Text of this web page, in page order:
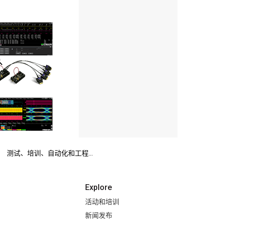
测试、培训、自动化和工程...
Explore
活动和培训
新闻发布